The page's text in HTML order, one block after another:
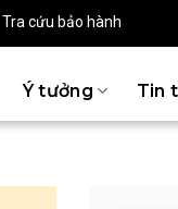
Tra cứu bảo hành
Ý tưởng Tin